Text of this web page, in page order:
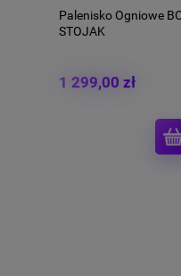
Palenisko Ogniowe
STOJAK
1 299,00 zł